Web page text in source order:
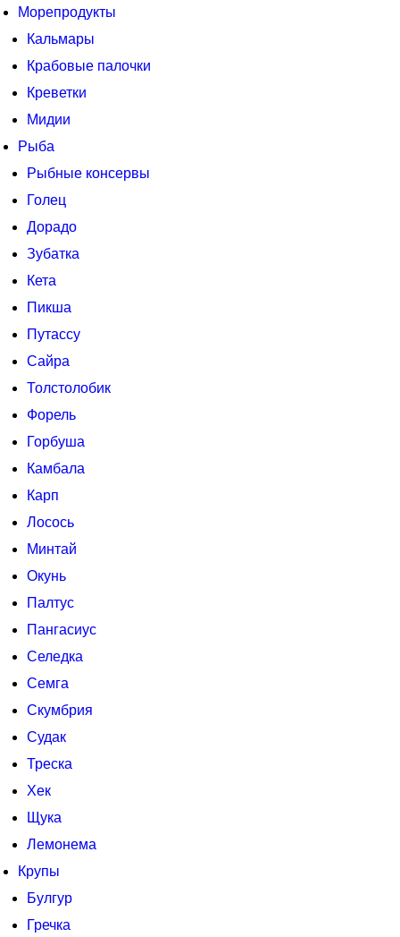
Морепродукты
Кальмары
Крабовые палочки
Креветки
Мидии
Рыба
Рыбные консервы
Голец
Дорадо
Зубатка
Кета
Пикша
Путассу
Сайра
Толстолобик
Форель
Горбуша
Камбала
Карп
Лосось
Минтай
Окунь
Палтус
Пангасиус
Селедка
Семга
Скумбрия
Судак
Треска
Хек
Щука
Лемонема
Крупы
Булгур
Гречка